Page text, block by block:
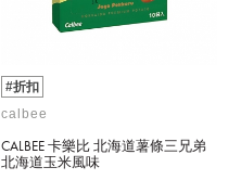
#折扣
calbee
CALBEE 卡樂比 北海道薯條三兄弟
北海道玉米風味